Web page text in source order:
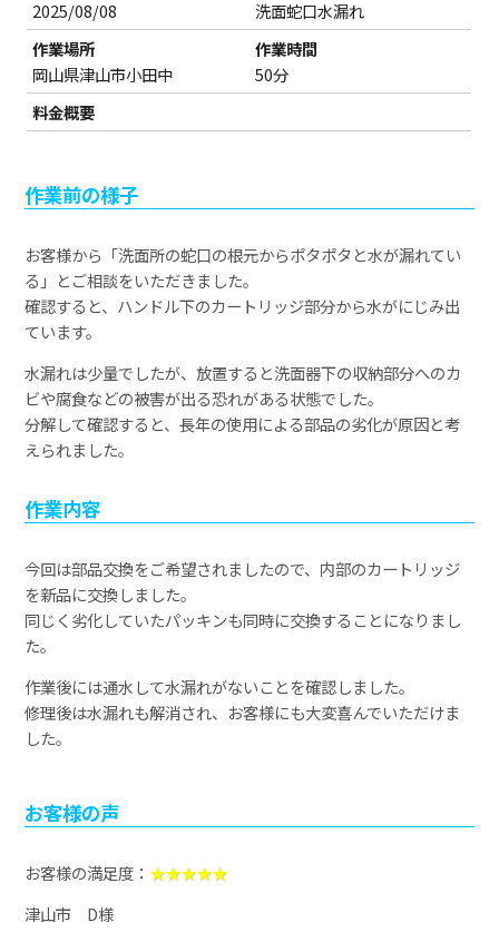
2025/08/08
洗面蛇口水漏れ
作業場所
岡山県津山市小田中
作業時間
50分
料金概要
作業前の様子
お客様から「洗面所の蛇口の根元からポタポタと水が漏れてい
る」とご相談をいただきました。
確認すると、ハンドル下のカートリッジ部分から水がにじみ出
ています。
水漏れは少量でしたが、放置すると洗面器下の収納部分へのカ
ビや腐食などの被害が出る恐れがある状態でした。
分解して確認すると、長年の使用による部品の劣化が原因と考
えられました。
作業内容
今回は部品交換をご希望されましたので、内部のカートリッジ
を新品に交換しました。
同じく劣化していたパッキンも同時に交換することになりまし
た。
作業後には通水して水漏れがないことを確認しました。
修理後は水漏れも解消され、お客様にも大変喜んでいただけま
した。
お客様の声
お客様の満足度：★★★★★
津山市 D様